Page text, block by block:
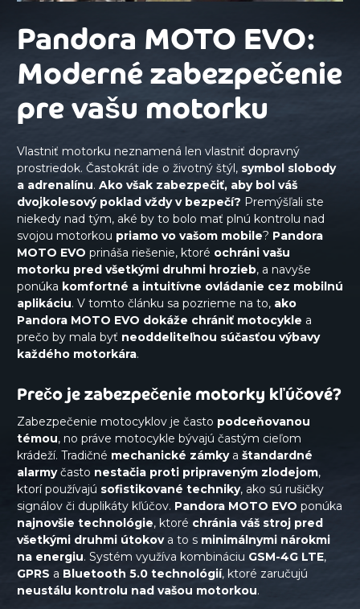
Pandora MOTO EVO:
Moderné zabezpečenie
pre vašu motorku
Vlastniť motorku neznamená len vlastniť dopravný
prostriedok. Častokrát ide o životný štýl, symbol slobody
a adrenalínu. Ako však zabezpečiť, aby bol váš
dvojkolesový poklad vždy v bezpečí? Premýšľali ste
niekedy nad tým, aké by to bolo mať plnú kontrolu nad
svojou motorkou priamo vo vašom mobile? Pandora
MOTO EVO prináša riešenie, ktoré ochráni vašu
motorku pred všetkými druhmi hrozieb, a navyše
ponúka komfortné a intuitívne ovládanie cez mobilnú
aplikáciu. V tomto článku sa pozrieme na to, ako
Pandora MOTO EVO dokáže chrániť motocykle a
prečo by mala byť neoddeliteľnou súčasťou výbavy
každého motorkára.
Prečo je zabezpečenie motorky kľúčové?
Zabezpečenie motocyklov je často podceňovanou
témou, no práve motocykle bývajú častým cieľom
krádeží. Tradičné mechanické zámkya štandardné
alarmyčasto nestačia proti pripraveným zlodejom,
ktorí používajú sofistikované techniky, ako sú rušičky
signálov či duplikáty kľúčov. Pandora MOTO EVO ponúka
najnovšie technológie, ktoré chránia váš stroj pred
všetkými druhmi útokova to s minimálnymi nárokmi
na energiu. Systém využíva kombináciu GSM-4G LTE,
GPRS a Bluetooth 5.0 technológií, ktoré zaručujú
neustálu kontrolu nad vašou motorkou.